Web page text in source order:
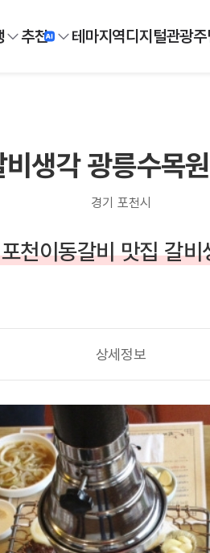
추천 테마지역디지털관광
비생각 광릉수목
경기 포천시
포천이동갈비 맛집 갈비
상세정보